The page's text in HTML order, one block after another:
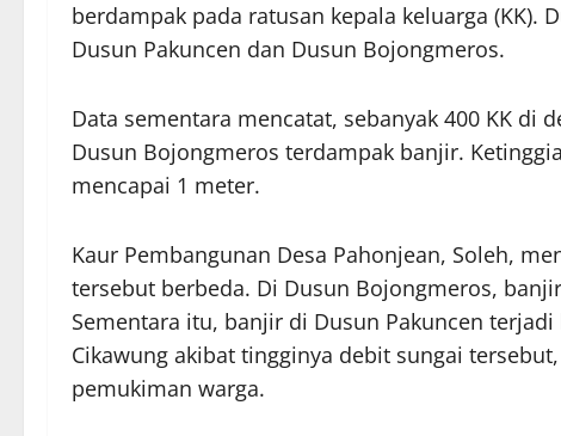
berdampak pada ratusan kepala keluarga (KK).
Dusun Pakuncen dan Dusun Bojongmeros.
Data sementara mencatat, sebanyak 400 KK di
Dusun Bojongmeros terdampak banjir.
mencapai 1 meter.
Kaur Pembangunan Desa Pahonjean, Soleh,
tersebut berbeda. Di Dusun Bojongmeros,
Sementara itu, banjir di Dusun Pakuncen
Cikawung akibat tingginya debit sungai
pemukiman warga.